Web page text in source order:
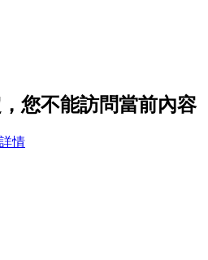
您不能訪問當前內容
情